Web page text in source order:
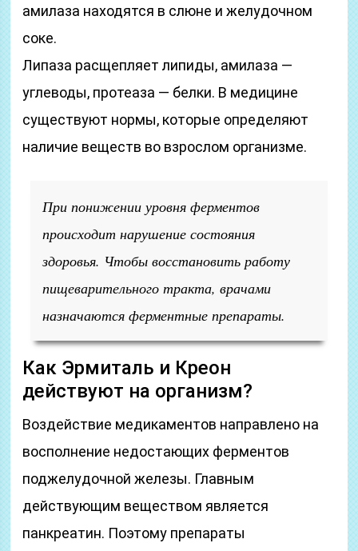
амилаза находятся в слюне и желудочном
соке.
Липаза расщепляет липиды, амилаза —
углеводы, протеаза — белки. В медицине
существуют нормы, которые определяют
наличие веществ во взрослом организме.
При понижении уровня ферментов
происходит нарушение состояния
здоровья. Чтобы восстановить работу
пищеварительного тракта, врачами
назначаются ферментные препараты.
Как Эрмиталь и Креон
действуют на организм?
Воздействие медикаментов направлено на
восполнение недостающих ферментов
поджелудочной железы. Главным
действующим веществом является
панкреатин. Поэтому препараты